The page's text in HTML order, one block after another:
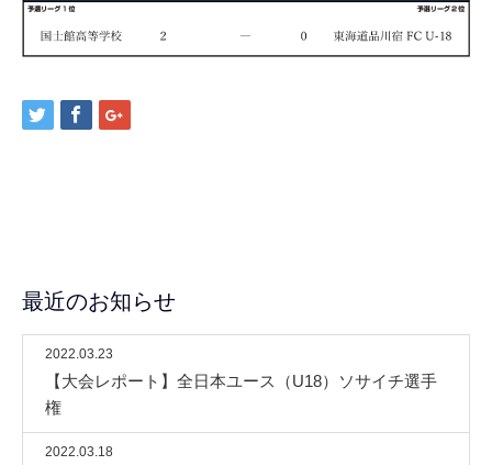
最近のお知らせ
2022.03.23
【大会レポート】全日本ユース（U18）ソサイチ選手
権
2022.03.18